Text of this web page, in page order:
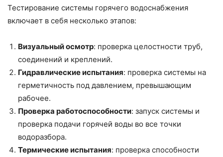
Тестирование системы горячего водоснабжения
включает в себя несколько этапов:
Визуальный осмотр: проверка целостности труб,
соединений и креплений.
Гидравлические испытания: проверка системы на
герметичность под давлением, превышающим
рабочее.
Проверка работоспособности: запуск системы и
проверка подачи горячей воды во все точки
водоразбора.
Термические испытания: проверка способности